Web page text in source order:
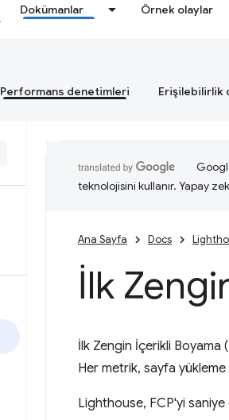
Dokümanlar Örnek olaylar
Performans denetimleri Erişilebilirlik
teknolojisini kullanır. Yapay
Ana Sayfa Docs
İlk
İlk Zengin İçerikli
Her metrik, sayfa yükleme
Lighthouse, FCP'yi